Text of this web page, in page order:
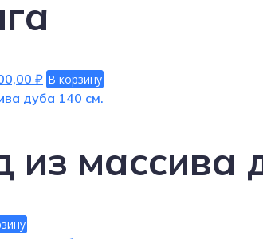
₽.
₽Текущая
цена:
В корзину
из массива